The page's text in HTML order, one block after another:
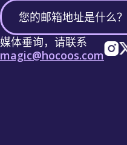
媒体垂询，请联系
magic@hocoos.com